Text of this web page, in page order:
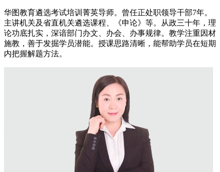
华图教育遴选考试培训菁英导师。曾任正处职领导干部7年。
主讲机关及省直机关遴选课程、《申论》等。从政三十年，理
论功底扎实，深谙部门办文、办会、办事规律。教学注重因材
施教，善于发掘学员潜能。授课思路清晰，能帮助学员在短期
内把握解题方法。